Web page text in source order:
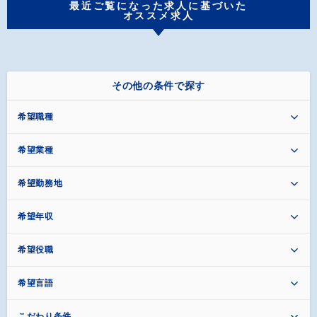
最近ご覧になった求人に基づいた
オススメ求人
その他の条件で探す
希望職種
希望業種
希望勤務地
希望年収
希望役職
希望言語